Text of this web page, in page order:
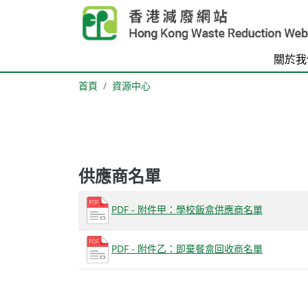
Skip to main content
關於
首頁 資源中心
Body
供應商名單
PDF - 附件甲：學校飯盒供應商名單
PDF - 附件乙：即棄餐盒回收商名單